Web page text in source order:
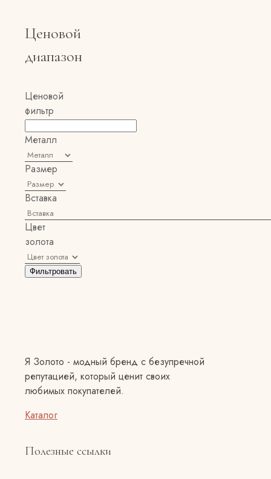
Ценовой
диапазон
Ценовой
фильтр
Металл
Размер
Вставка
Цвет
золота
Фильтровать
Я Золото - модный бренд с безупречной
репутацией, который ценит своих
любимых покупателей.
Каталог
Полезные ссылки